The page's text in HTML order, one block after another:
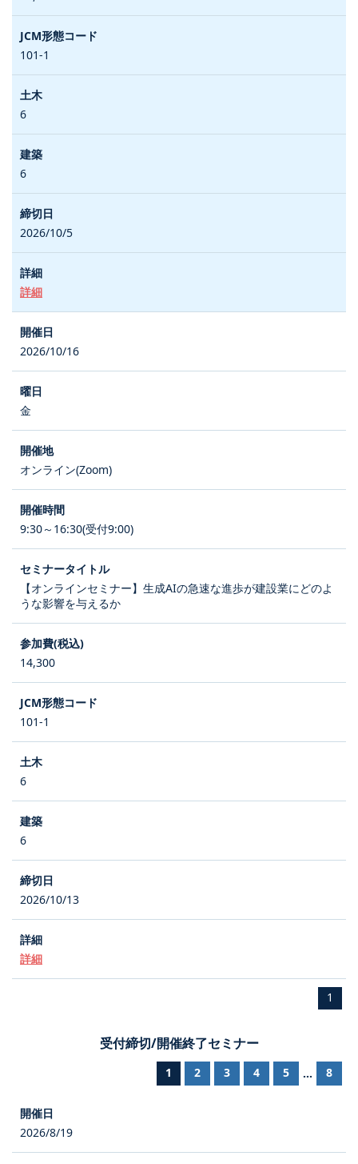
101-1
6
6
2026/10/5
詳細
2026/10/16
金
オンライン(Zoom)
9:30～16:30(受付9:00)
【オンラインセミナー】生成AIの急速な進歩が建設業にどのよ
うな影響を与えるか
14,300
101-1
6
6
2026/10/13
詳細
1
受付締切/開催終了セミナー
1 2 3 4 5 ... 8
2026/8/19